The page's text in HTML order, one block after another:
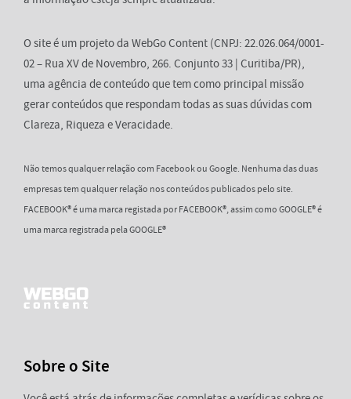
O site é um projeto da WebGo Content (CNPJ: 22.026.064/0001-
02 – Rua XV de Novembro, 266. Conjunto 33 | Curitiba/PR),
uma agência de conteúdo que tem como principal missão
gerar conteúdos que respondam todas as suas dúvidas com
Clareza, Riqueza e Veracidade.
Não temos qualquer relação com Facebook ou Google. Nenhuma das duas
empresas tem qualquer relação nos conteúdos publicados pelo site.
FACEBOOK® é uma marca registada por FACEBOOK®, assim como GOOGLE® é
uma marca registrada pela GOOGLE®
Sobre o Site